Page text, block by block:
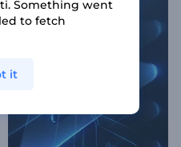
Something went
to fetch
it